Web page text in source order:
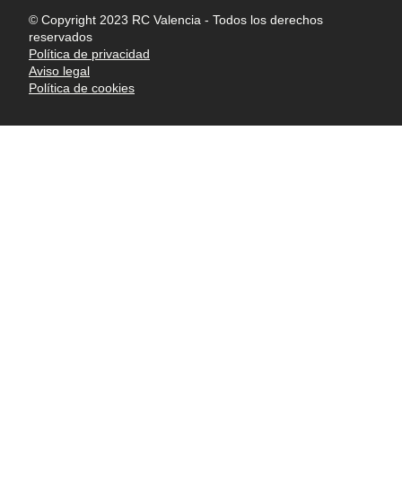
© Copyright 2023 RC Valencia - Todos los derechos
reservados
Política de privacidad
Aviso legal
Política de cookies